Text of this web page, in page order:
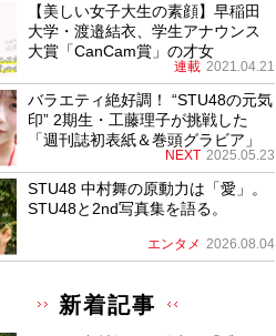
【美しい女子大生の素顔】早稲田
大学・渡邉結衣、学生アナウンス
大賞「CanCam賞」の才女
連載 2021.04.21
バラエティ絶好調！ “STU48の元気
印” 2期生・工藤理子が挑戦した
「週刊誌初表紙＆巻頭グラビア」
NEXT 2025.05.23
STU48 中村舞の原動力は「愛」。
STU48と2nd写真集を語る。
エンタメ 2026.08.04
新着記事